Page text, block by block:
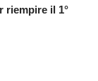
riempire il 1°